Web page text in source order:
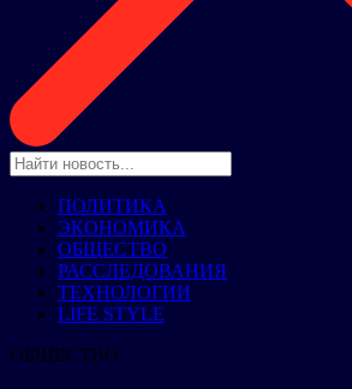
ПОЛИТИКА
ЭКОНОМИКА
ОБЩЕСТВО
РАССЛЕДОВАНИЯ
ТЕХНОЛОГИИ
LIFE STYLE
ОБЩЕСТВО